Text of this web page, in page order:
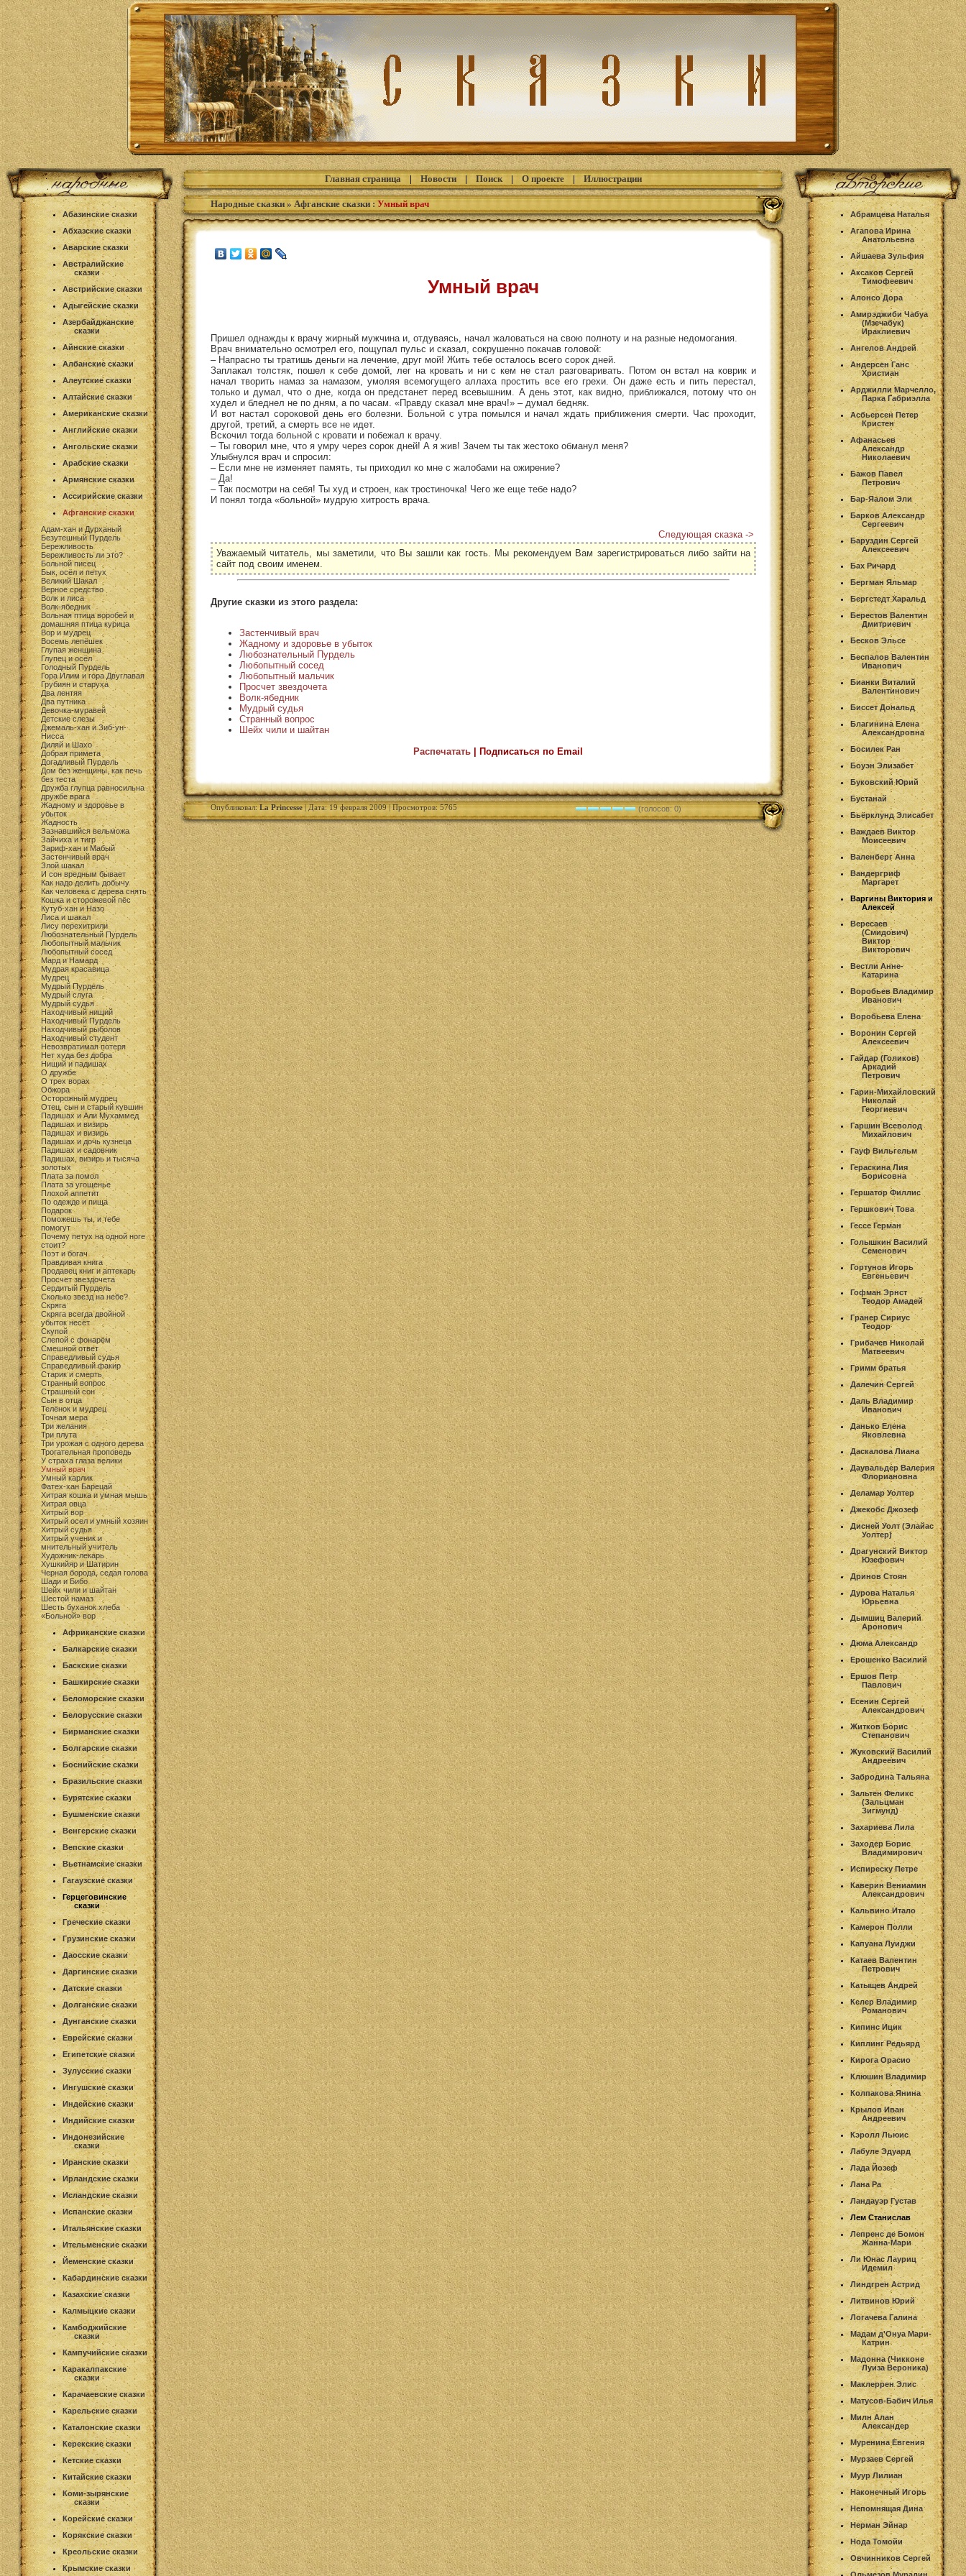
Абазинские сказки
Абхазские сказки
Аварские сказки
Австралийские
сказки
Австрийские сказки
Адыгейские сказки
Азербайджанские
сказки
Айнские сказки
Албанские сказки
Алеутские сказки
Алтайские сказки
Американские сказки
Английские сказки
Ангольские сказки
Арабские сказки
Армянские сказки
Ассирийские сказки
Афганские сказки
Адам-хан и Дурханый
Безутешный Пурдель
Бережливость
Бережливость ли это?
Больной писец
Бык, осёл и петух
Великий Шакал
Верное средство
Волк и лиса
Волк-ябедник
Вольная птица воробей и
домашняя птица курица
Вор и мудрец
Восемь лепёшек
Глупая женщина
Глупец и осёл
Голодный Пурдель
Гора Илим и гора Двуглавая
Грубиян и старуха
Два лентяя
Два путника
Девочка-муравей
Детские слезы
Джемаль-хан и Зиб-ун-
Нисса
Диляй и Шахо
Добрая примета
Догадливый Пурдель
Дом без женщины, как печь
без теста
Дружба глупца равносильна
дружбе врага
Жадному и здоровье в
убыток
Жадность
Зазнавшийся вельможа
Зайчиха и тигр
Зариф-хан и Мабый
Застенчивый врач
Злой шакал
И сон вредным бывает
Как надо делить добычу
Как человека с дерева снять
Кошка и сторожевой пёс
Кутуб-хан и Назо
Лиса и шакал
Лису перехитрили
Любознательный Пурдель
Любопытный мальчик
Любопытный сосед
Мард и Намард
Мудрая красавица
Мудрец
Мудрый Пурдель
Мудрый слуга
Мудрый судья
Находчивый нищий
Находчивый Пурдель
Находчивый рыболов
Находчивый студент
Невозвратимая потеря
Нет худа без добра
Нищий и падишах
О дружбе
О трех ворах
Обжора
Осторожный мудрец
Отец, сын и старый кувшин
Падишах и Али Мухаммед
Падишах и визирь
Падишах и визирь
Падишах и дочь кузнеца
Падишах и садовник
Падишах, визирь и тысяча
золотых
Плата за помол
Плата за угощенье
Плохой аппетит
По одежде и пища
Подарок
Поможешь ты, и тебе
помогут
Почему петух на одной ноге
стоит?
Поэт и богач
Правдивая книга
Продавец книг и аптекарь
Просчет звездочета
Сердитый Пурдель
Сколько звезд на небе?
Скряга
Скряга всегда двойной
убыток несёт
Скупой
Слепой с фонарём
Смешной ответ
Справедливый судья
Справедливый факир
Старик и смерть
Странный вопрос
Страшный сон
Сын в отца
Телёнок и мудрец
Точная мера
Три желания
Три плута
Три урожая с одного дерева
Трогательная проповедь
У страха глаза велики
Умный врач
Умный карлик
Фатех-хан Барецай
Хитрая кошка и умная мышь
Хитрая овца
Хитрый вор
Хитрый осел и умный хозяин
Хитрый судья
Хитрый ученик и
мнительный учитель
Художник-лекарь
Хушкийяр и Шатирин
Черная борода, седая голова
Шади и Бибо
Шейх чили и шайтан
Шестой намаз
Шесть буханок хлеба
«Больной» вор
Африканские сказки
Балкарские сказки
Баскские сказки
Башкирские сказки
Беломорские сказки
Белорусские сказки
Бирманские сказки
Болгарские сказки
Боснийские сказки
Бразильские сказки
Бурятские сказки
Бушменские сказки
Венгерские сказки
Вепские сказки
Вьетнамские сказки
Гагаузские сказки
Герцеговинские
сказки
Греческие сказки
Грузинские сказки
Даосские сказки
Даргинские сказки
Датские сказки
Долганские сказки
Дунганские сказки
Еврейские сказки
Египетские сказки
Зулусские сказки
Ингушские сказки
Индейские сказки
Индийские сказки
Индонезийские
сказки
Иранские сказки
Ирландские сказки
Исландские сказки
Испанские сказки
Итальянские сказки
Ительменские сказки
Йеменские сказки
Кабардинские сказки
Казахские сказки
Калмыцкие сказки
Камбоджийские
сказки
Кампучийские сказки
Каракалпакские
сказки
Карачаевские сказки
Карельские сказки
Каталонские сказки
Керекские сказки
Кетские сказки
Китайские сказки
Коми-зырянские
сказки
Корейские сказки
Корякские сказки
Креольские сказки
Крымские сказки
Главная страница| Новости| Поиск| О проекте| Иллюстрации
Народные сказки » Афганские сказки : Умный врач
Умный врач
Пришел однажды к врачу жирный мужчина и, отдуваясь, начал жаловаться на свою полноту и на разные недомогания.
Врач внимательно осмотрел его, пощупал пульс и сказал, сокрушенно покачав головой:
– Напрасно ты тратишь деньги на лечение, друг мой! Жить тебе осталось всего сорок дней.
Заплакал толстяк, пошел к себе домой, лег на кровать и ни с кем не стал разговаривать. Потом он встал на коврик и
начал творить намаз за намазом, умоляя всемогущего аллаха простить все его грехи. Он даже есть и пить перестал,
только и думал, что о дне, когда он предстанет перед всевышним. А день этот, как видно, приближался, потому что он
худел и бледнел не по дням, а по часам. «Правду сказал мне врач!» – думал бедняк.
И вот настал сороковой день его болезни. Больной с утра помылся и начал ждать приближения смерти. Час проходит,
другой, третий, а смерть все не идет.
Вскочил тогда больной с кровати и побежал к врачу.
– Ты говорил мне, что я умру через сорок дней! А я жив! Зачем ты так жестоко обманул меня?
Улыбнулся врач и спросил:
– Если мне не изменяет память, ты приходил ко мне с жалобами на ожирение?
– Да!
– Так посмотри на себя! Ты худ и строен, как тростиночка! Чего же еще тебе надо?
И понял тогда «больной» мудрую хитрость врача.
Следующая сказка ->
Уважаемый читатель, мы заметили, что Вы зашли как гость. Мы рекомендуем Вам зарегистрироваться либо зайти на
сайт под своим именем.
Другие сказки из этого раздела:
Застенчивый врач
Жадному и здоровье в убыток
Любознательный Пурдель
Любопытный сосед
Любопытный мальчик
Просчет звездочета
Волк-ябедник
Мудрый судья
Странный вопрос
Шейх чили и шайтан
Распечатать| Подписаться по Email
Опубликовал:La Princesse| Дата: 19 февраля 2009 | Просмотров: 5765 (голосов: 0)
Абрамцева Наталья
Агапова Ирина
Анатольевна
Айшаева Зульфия
Аксаков Сергей
Тимофеевич
Алонсо Дора
Амирэджиби Чабуа
(Мзечабук)
Ираклиевич
Ангелов Андрей
Андерсен Ганс
Христиан
Арджилли Марчелло,
Парка Габриэлла
Асбьерсен Петер
Кристен
Афанасьев
Александр
Николаевич
Бажов Павел
Петрович
Бар-Яалом Эли
Барков Александр
Сергеевич
Баруздин Сергей
Алексеевич
Бах Ричард
Бергман Яльмар
Бергстедт Харальд
Берестов Валентин
Дмитриевич
Бесков Эльсе
Беспалов Валентин
Иванович
Бианки Виталий
Валентинович
Биссет Дональд
Благинина Елена
Александровна
Босилек Ран
Боуэн Элизабет
Буковский Юрий
Бустанай
Бьёрклунд Элисабет
Важдаев Виктор
Моисеевич
Валенберг Анна
Вандергриф
Маргарет
Варгины Виктория и
Алексей
Вересаев
(Смидович)
Виктор
Викторович
Вестли Анне-
Катарина
Воробьев Владимир
Иванович
Воробьева Елена
Воронин Сергей
Алексеевич
Гайдар (Голиков)
Аркадий
Петрович
Гарин-Михайловский
Николай
Георгиевич
Гаршин Всеволод
Михайлович
Гауф Вильгельм
Гераскина Лия
Борисовна
Гершатор Филлис
Гершкович Това
Гессе Герман
Голышкин Василий
Семенович
Гортунов Игорь
Евгеньевич
Гофман Эрнст
Теодор Амадей
Гранер Сириус
Теодор
Грибачев Николай
Матвеевич
Гримм братья
Далечин Сергей
Даль Владимир
Иванович
Данько Елена
Яковлевна
Даскалова Лиана
Даувальдер Валерия
Флориановна
Деламар Уолтер
Джекобс Джозеф
Дисней Уолт (Элайас
Уолтер)
Драгунский Виктор
Юзефович
Дринов Стоян
Дурова Наталья
Юрьевна
Дымшиц Валерий
Аронович
Дюма Александр
Ерошенко Василий
Ершов Петр
Павлович
Есенин Сергей
Александрович
Житков Борис
Степанович
Жуковский Василий
Андреевич
Забродина Тальяна
Зальтен Феликс
(Зальцман
Зигмунд)
Захариева Лила
Заходер Борис
Владимирович
Испиреску Петре
Каверин Вениамин
Александрович
Кальвино Итало
Камерон Полли
Капуана Луиджи
Катаев Валентин
Петрович
Катыщев Андрей
Келер Владимир
Романович
Кипинс Ицик
Киплинг Редьярд
Кирога Орасио
Клюшин Владимир
Колпакова Янина
Крылов Иван
Андреевич
Кэролл Льюис
Лабуле Эдуард
Лада Йозеф
Лана Ра
Ландауэр Густав
Лем Станислав
Лепренс де Бомон
Жанна-Мари
Ли Юнас Лауриц
Идемил
Линдгрен Астрид
Литвинов Юрий
Логачева Галина
Мадам д'Онуа Мари-
Катрин
Мадонна (Чикконе
Луиза Вероника)
Маклеррен Элис
Матусов-Бабич Илья
Милн Алан
Александер
Муренина Евгения
Мурзаев Сергей
Муур Лилиан
Наконечный Игорь
Непомнящая Дина
Нерман Эйнар
Нода Томойи
Овчинников Сергей